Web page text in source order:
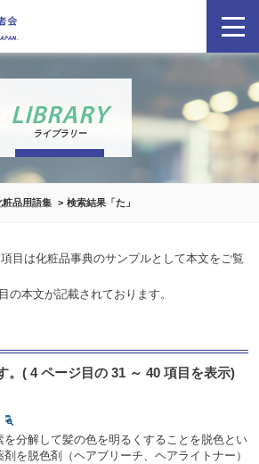
LIBRARY
ライブラリー
粧品用語集 検索結果「た」
目は化粧品事典のサンプルとして本文をご覧
の本文が記載されております。
。( 4 ページ目の 31 ～ 40 項目を表示)
を分解して髪の色を明るくすることを脱色とい
を脱色剤（ヘアブリーチ、ヘアライトナー）